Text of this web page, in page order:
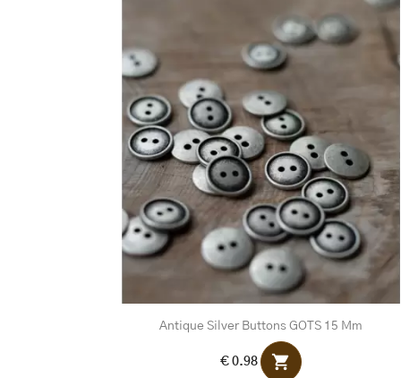
Antique Silver Buttons GOTS 15 Mm
€ 0.98 shopping_cart